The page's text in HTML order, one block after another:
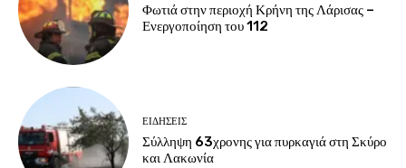
Φωτιά στην περιοχή Κρήνη της Λάρισας –
Ενεργοποίηση του 112
ΕΙΔΗΣΕΙΣ
Σύλληψη 63χρονης για πυρκαγιά στη Σκύρο
και Λακωνία